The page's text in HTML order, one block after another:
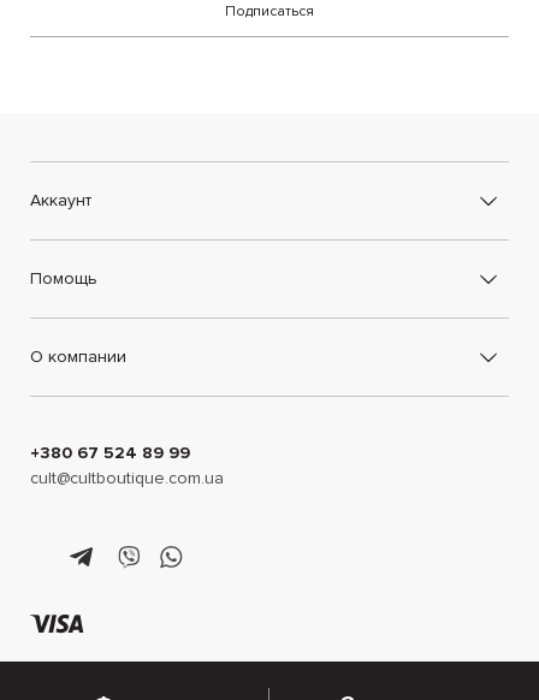
Подписаться
Аккаунт
Помощь
О компании
+380 67 524 89 99
cult@cultboutique.com.ua